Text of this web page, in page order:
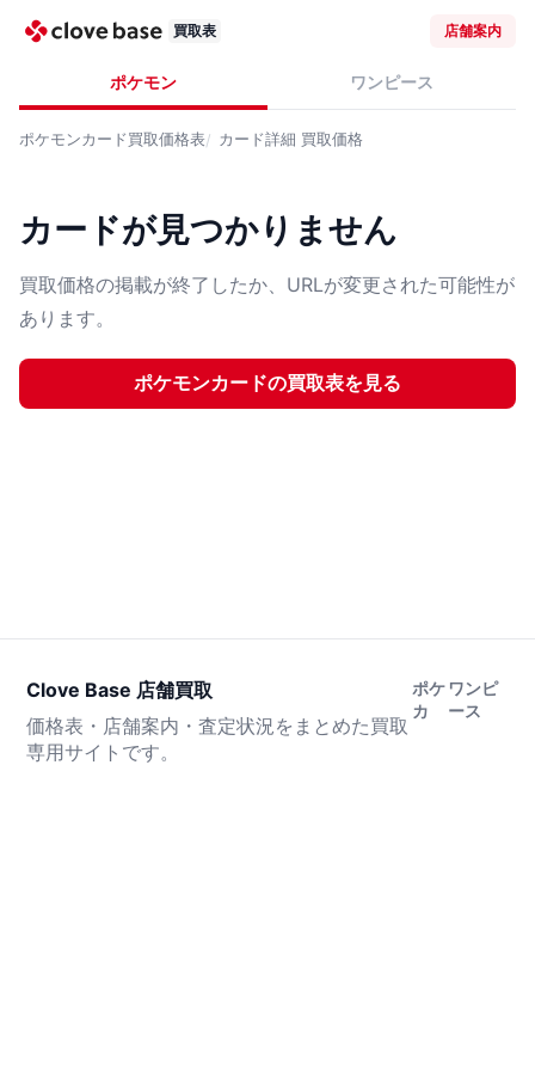
買取表 店舗案内
ポケモン ワンピース
ポケモンカード買取価格表 カード詳細 買取価格
カードが見つかりません
買取価格の掲載が終了したか、URLが変更された可能性が
あります。
ポケモンカードの買取表を見る
Clove Base 店舗買取
価格表・店舗案内・査定状況をまとめた買取
専用サイトです。
ポケ
カ
ワンピ
ース